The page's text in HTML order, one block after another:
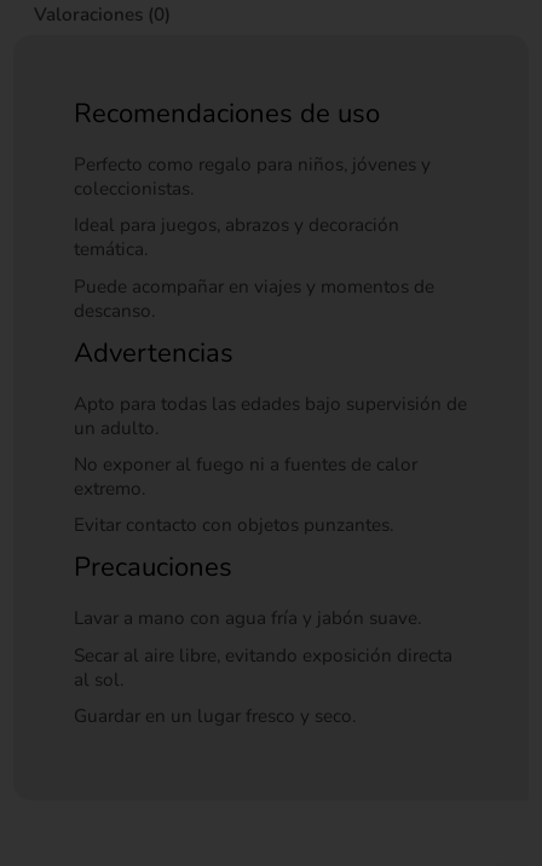
Valoraciones (0)
Recomendaciones de uso
Perfecto como regalo para niños, jóvenes y
coleccionistas.
Ideal para juegos, abrazos y decoración
temática.
Puede acompañar en viajes y momentos de
descanso.
Advertencias
Apto para todas las edades bajo supervisión de
un adulto.
No exponer al fuego ni a fuentes de calor
extremo.
Evitar contacto con objetos punzantes.
Precauciones
Lavar a mano con agua fría y jabón suave.
Secar al aire libre, evitando exposición directa
al sol.
Guardar en un lugar fresco y seco.